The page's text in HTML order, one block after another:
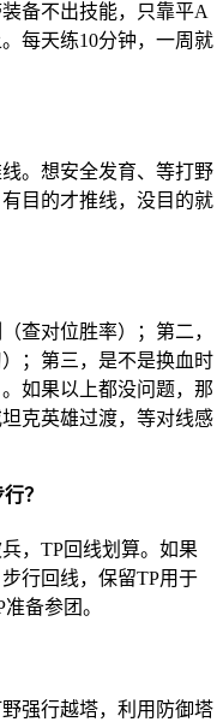
备不出技能，只靠平A
每天练10分钟，一周就
。想安全发育、等打野
目的才推线，没目的就
查对位胜率）；第二，
；第三，是不是换血时
如果以上都没问题，那
克英雄过渡，等对线感
？
，TP回线划算。如果
行回线，保留TP用于
备参团。
强行越塔，利用防御塔